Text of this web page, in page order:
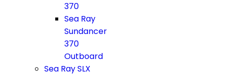
370
Sea Ray
Sundancer
370
Outboard
Sea Ray SLX